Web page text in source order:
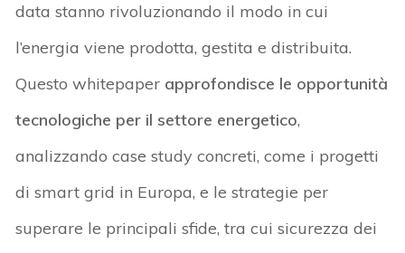
data stanno rivoluzionando il modo in cui
l’energia viene prodotta, gestita e distribuita.
Questowhitepaper approfondisce le opportunità
tecnologiche per il settore energetico,
analizzando case study concreti, come i progetti
di smartgrid in Europa, e le strategie per
superare le principali sfide, tra cui sicurezza dei